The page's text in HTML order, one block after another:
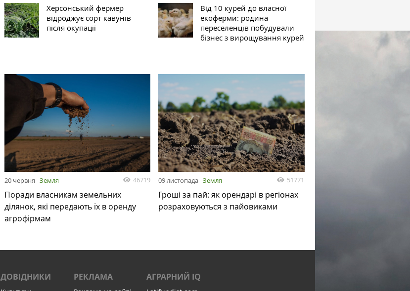
Херсонський фермер
відроджує сорт кавунів
після окупації
Від 10 курей до власної
екоферми: родина
переселенців побудували
бізнес з вирощування курей
20 червня Земля 46719
Поради власникам земельних
ділянок, які передають їх в оренду
агрофірмам
09 листопада Земля 51771
Гроші за пай: як орендарі в регіонах
розраховуються з пайовиками
ДОВІДНИКИ РЕКЛАМА АГРАРНИЙ IQ